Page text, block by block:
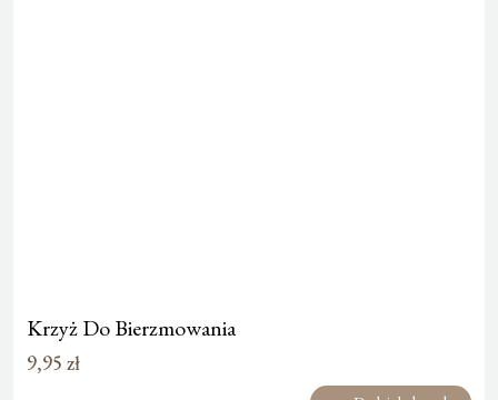
Krzyż Do Bierzmowania
9,95 zł